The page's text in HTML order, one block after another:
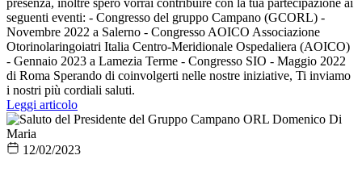
seguenti eventi: - Congresso del gruppo Campano (GCORL) -
Novembre 2022 a Salerno - Congresso AOICO Associazione
Otorinolaringoiatri Italia Centro-Meridionale Ospedaliera (AOICO)
- Gennaio 2023 a Lamezia Terme - Congresso SIO - Maggio 2022
di Roma Sperando di coinvolgerti nelle nostre iniziative, Ti inviamo
i nostri più cordiali saluti.
Leggi articolo
12/02/2023